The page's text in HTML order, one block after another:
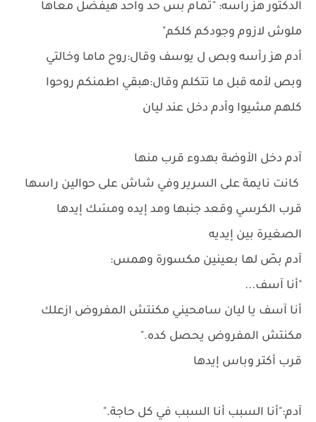
الدكتور هز راسه: "تمام بس حد واحد هيفضل معاها
ملوش لازوم وجودكم كلكم"
أدم هز رأسه وبص ل يوسف وقال:روح ماما وخالتي
وبص لأمه قبل ما تتكلم وقال:هبقي اطمنكم روحوا
كلهم مشيوا وأدم دخل عند ليان
آدم دخل الأوضة بهدوء قرب منها
كانت نايمة على السرير وفي شاش على حوالين راسها
قرب الكرسي وقعد جنبها ومد إيده ومسَك إيدها
الصغيرة بين إيديه
آدم بصّ لها بعينين مكسورة وهمس:
"أنا آسف...
أنا آسف يا ليان سامحيني مكنتش المفروض ازعلك
مكنتش المفروض يحصل كده."
قرب أكتر وباس إيدها
آدم:"أنا السبب أنا السبب في كل حاجة."